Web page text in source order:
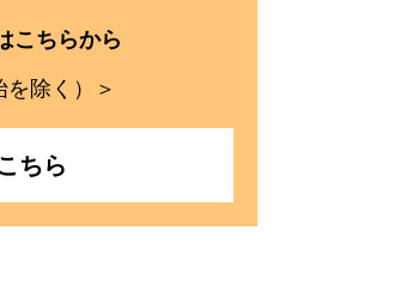
こちらから
除く）＞
ちら